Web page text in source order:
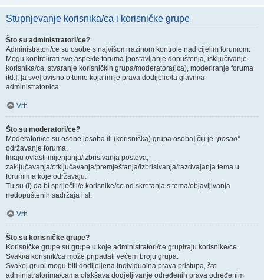
Stupnjevanje korisnika/ca i korisničke grupe
Što su administratori/ce?
Administratori/ce su osobe s najvišom razinom kontrole nad cijelim forumom.
Mogu kontrolirati sve aspekte foruma [postavljanje dopuštenja, isključivanje
korisnika/ca, stvaranje korisničkih grupa/moderatora(ica), moderiranje foruma
itd.], [a sve] ovisno o tome koja im je prava dodijelio/la glavni/a
administrator/ica.
Vrh
Što su moderatori/ce?
Moderatori/ce su osobe [osoba ili (korisnička) grupa osoba] čiji je “posao”
održavanje foruma.
Imaju ovlasti mijenjanja/izbrisivanja postova,
zaključavanja/otključavanja/premještanja/izbrisivanja/razdvajanja tema u
forumima koje održavaju.
Tu su (i) da bi spriječili/e korisnike/ce od skretanja s tema/objavljivanja
nedopuštenih sadržaja i sl.
Vrh
Što su korisničke grupe?
Korisničke grupe su grupe u koje administratori/ce grupiraju korisnike/ce.
Svaki/a korisnik/ca može pripadati većem broju grupa.
Svakoj grupi mogu biti dodijeljena individualna prava pristupa, što
administratorima/cama olakšava dodjeljivanje određenih prava određenim